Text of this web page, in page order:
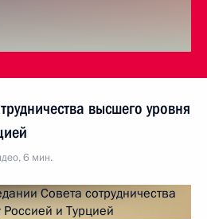
высшего уровня
6 мин.